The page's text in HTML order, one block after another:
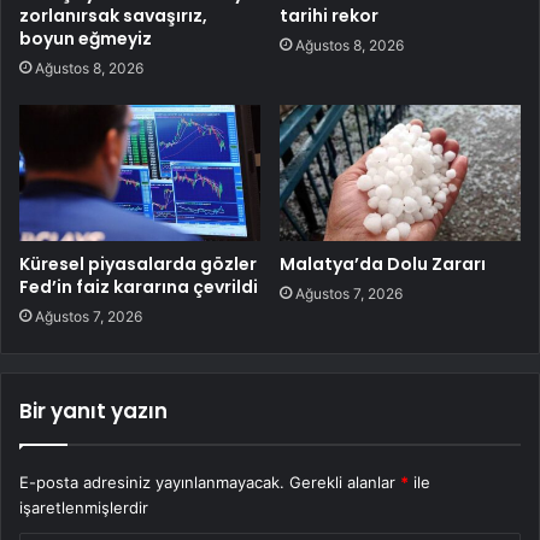
zorlanırsak savaşırız,
boyun eğmeyiz
Ağustos 8, 2026
tarihi rekor
Ağustos 8, 2026
Küresel piyasalarda gözler
Fed’in faiz kararına çevrildi
Ağustos 7, 2026
Malatya’da Dolu Zararı
Ağustos 7, 2026
Bir yanıt yazın
E-posta adresiniz yayınlanmayacak. Gerekli alanlar * ile
işaretlenmişlerdir